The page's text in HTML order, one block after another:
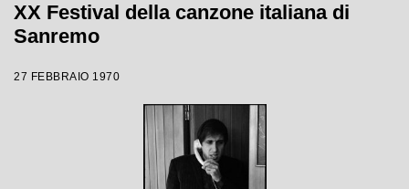
XX Festival della canzone italiana di
Sanremo
27 FEBBRAIO 1970